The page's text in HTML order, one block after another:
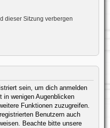
dieser Sitzung verbergen
sein, um dich anmelden
in wenigen Augenblicken
Funktionen zuzugreifen.
Benutzern auch
Beachte bitte unsere